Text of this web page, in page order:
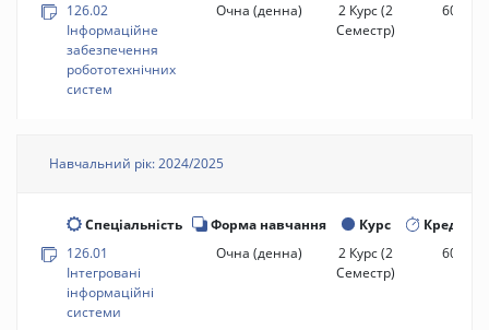
126.02
Інформаційне
забезпечення
робототехнічних
систем
Очна (денна) 2 Курс(2
Семестр)
60 год.
Навчальний рік: 2024/2025
Спеціальність Форма навчання Курс
Кредити
126.01
Інтегровані
інформаційні
системи
Очна (денна) 2 Курс(2
Семестр)
60 год.